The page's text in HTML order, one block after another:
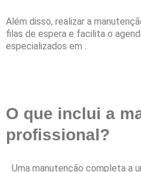
Além disso, realizar a
filas de espera e facilita o
especializados em .
O que inclui a
profissional?
Uma manutenção completa a